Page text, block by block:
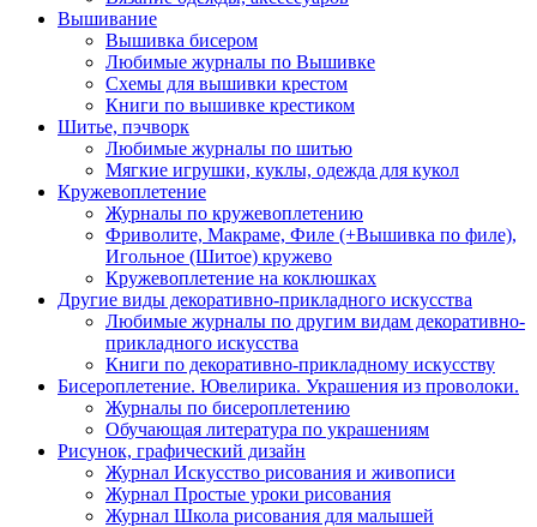
Вышивание
Вышивка бисером
Любимые журналы по Вышивке
Схемы для вышивки крестом
Книги по вышивке крестиком
Шитье, пэчворк
Любимые журналы по шитью
Мягкие игрушки, куклы, одежда для кукол
Кружевоплетение
Журналы по кружевоплетению
Фриволите, Макраме, Филе (+Вышивка по филе),
Игольное (Шитое) кружево
Кружевоплетение на коклюшках
Другие виды декоративно-прикладного искусства
Любимые журналы по другим видам декоративно-
прикладного искусства
Книги по декоративно-прикладному искусству
Бисероплетение. Ювелирика. Украшения из проволоки.
Журналы по бисероплетению
Обучающая литература по украшениям
Рисунок, графический дизайн
Журнал Искусство рисования и живописи
Журнал Простые уроки рисования
Журнал Школа рисования для малышей